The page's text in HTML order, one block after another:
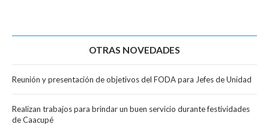
OTRAS NOVEDADES
Reunión y presentación de objetivos del FODA para Jefes de Unidad
Realizan trabajos para brindar un buen servicio durante festividades
de Caacupé